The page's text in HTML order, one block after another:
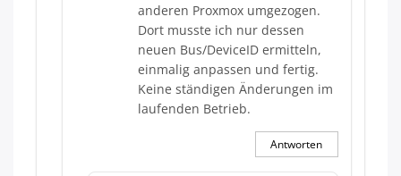
anderen Proxmox umgezogen.
Dort musste ich nur dessen
neuen Bus/DeviceID ermitteln,
einmalig anpassen und fertig.
Keine ständigen Änderungen im
laufenden Betrieb.
Antworten